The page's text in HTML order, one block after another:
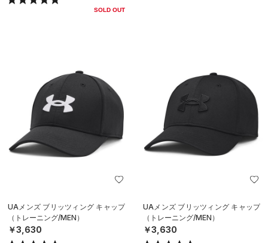
SOLD OUT
UAメンズ ブリッツィング キャップ
（トレーニング/MEN）
￥3,630
UAメンズ ブリッツィング キャップ
（トレーニング/MEN）
￥3,630